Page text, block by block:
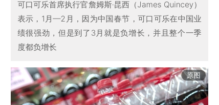
可口可乐首席执行官詹姆斯·昆西（James Quincey）
表示，1月—2月，因为中国春节，可口可乐在中国业
绩很强劲，但是到了3月就是负增长，并且整个一季
度都负增长
原图